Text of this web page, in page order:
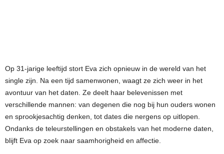
Op 31-jarige leeftijd stort Eva zich opnieuw in de wereld van het
single zijn. Na een tijd samenwonen, waagt ze zich weer in het
avontuur van het daten. Ze deelt haar belevenissen met
verschillende mannen: van degenen die nog bij hun ouders wonen
en sprookjesachtig denken, tot dates die nergens op uitlopen.
Ondanks de teleurstellingen en obstakels van het moderne daten,
blijft Eva op zoek naar saamhorigheid en affectie.